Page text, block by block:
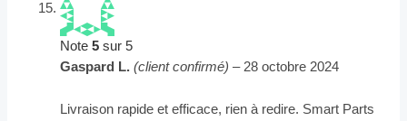
Note5 sur 5
Gaspard L.(client confirmé) – 28 octobre 2024
Livraison rapide et efficace, rien à redire. Smart Parts